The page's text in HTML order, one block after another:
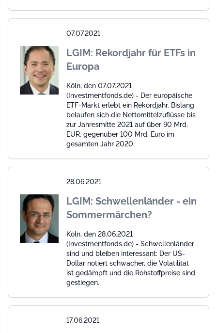
07.07.2021
LGIM: Rekordjahr für ETFs in
Europa
Köln, den 07.07.2021
(Investmentfonds.de) - Der europäische
ETF-Markt erlebt ein Rekordjahr. Bislang
belaufen sich die Nettomittelzuflüsse bis
zur Jahresmitte 2021 auf über 90 Mrd.
EUR, gegenüber 100 Mrd. Euro im
gesamten Jahr 2020.
28.06.2021
LGIM: Schwellenländer - ein
Sommermärchen?
Köln, den 28.06.2021
(Investmentfonds.de) - Schwellenländer
sind und bleiben interessant: Der US-
Dollar notiert schwächer, die Volatilität
ist gedämpft und die Rohstoffpreise sind
gestiegen.
17.06.2021